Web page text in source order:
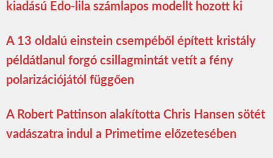
kiadású Edo-lila számlapos modellt hozott ki
A 13 oldalú einstein csempéből épített kristály
példátlanul forgó csillagmintát vetít a fény
polarizációjától függően
A Robert Pattinson alakította Chris Hansen sötét
vadászatra indul a Primetime előzetesében